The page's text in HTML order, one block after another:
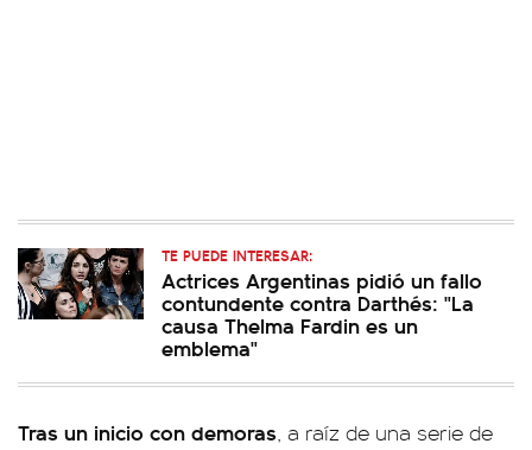
TE PUEDE INTERESAR:
Actrices Argentinas pidió un fallo
contundente contra Darthés: "La
causa Thelma Fardin es un
emblema"
Tras un inicio con demoras, a raíz de una serie de